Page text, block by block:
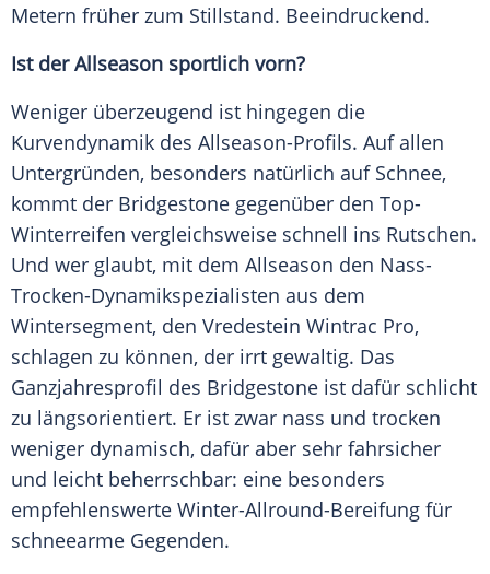
Metern früher zum Stillstand. Beeindruckend.
Ist der Allseason sportlich vorn?
Weniger überzeugend ist hingegen die
Kurvendynamik des Allseason-Profils. Auf allen
Untergründen, besonders natürlich auf Schnee,
kommt der Bridgestone gegenüber den Top-
Winterreifen vergleichsweise schnell ins Rutschen.
Und wer glaubt, mit dem Allseason den Nass-
Trocken-Dynamikspezialisten aus dem
Wintersegment, den Vredestein Wintrac Pro,
schlagen zu können, der irrt gewaltig. Das
Ganzjahresprofil des Bridgestone ist dafür schlicht
zu längsorientiert. Er ist zwar nass und trocken
weniger dynamisch, dafür aber sehr fahrsicher
und leicht beherrschbar: eine besonders
empfehlenswerte Winter-Allround-Bereifung für
schneearme Gegenden.